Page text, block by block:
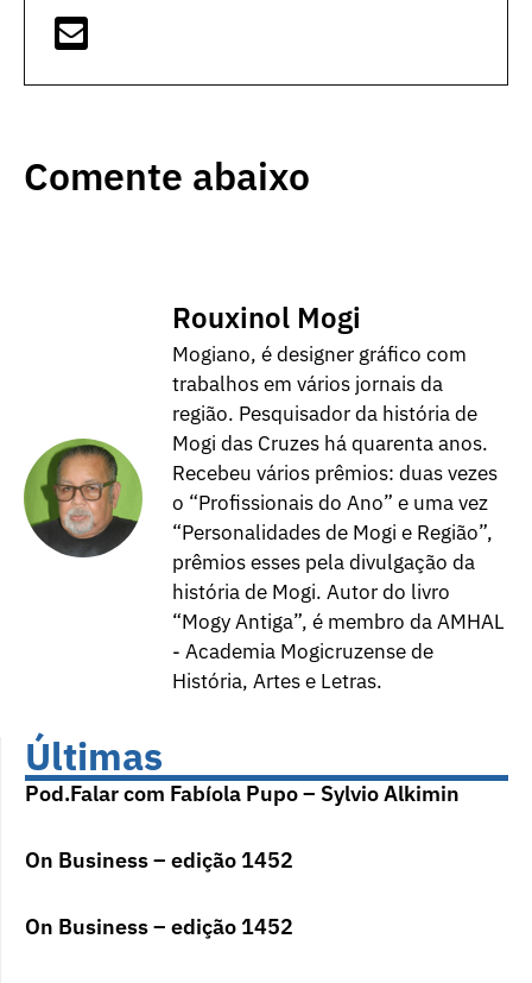
Comente abaixo
Rouxinol Mogi
Mogiano, é designer gráfico com
trabalhos em vários jornais da
região. Pesquisador da história de
Mogi das Cruzes há quarenta anos.
Recebeu vários prêmios: duas vezes
o “Profissionais do Ano” e uma vez
“Personalidades de Mogi e Região”,
prêmios esses pela divulgação da
história de Mogi. Autor do livro
“Mogy Antiga”, é membro da AMHAL
- Academia Mogicruzense de
História, Artes e Letras.
Últimas
Pod.Falar com Fabíola Pupo – Sylvio Alkimin
On Business – edição 1452
On Business – edição 1452